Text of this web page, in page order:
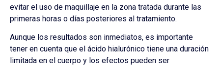
evitar el uso de maquillaje en la zona tratada durante las
primeras horas o días posteriores al tratamiento.
Aunque los resultados son inmediatos, es importante
tener en cuenta que el ácido hialurónico tiene una duración
limitada en el cuerpo y los efectos pueden ser